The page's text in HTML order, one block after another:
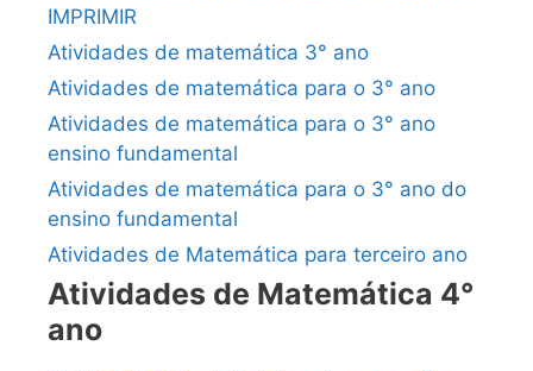
IMPRIMIR
Atividades de matemática 3° ano
Atividades de matemática para o 3° ano
Atividades de matemática para o 3° ano
ensino fundamental
Atividades de matemática para o 3° ano do
ensino fundamental
Atividades de Matemática para terceiro ano
Atividades de Matemática 4°
ano